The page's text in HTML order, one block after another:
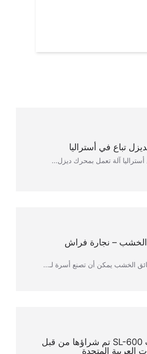
تباع في أستراليا
آلة تعمل بمحرك ديزل...
الخشب – نجارة فراش
الخشب يمكن أن تصنع أسرة لـ...
مطحنة حلاقة الخشب SL-600 تم شراؤها من قبل
العربية المتحدة